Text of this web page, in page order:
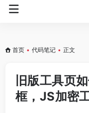
首页 • 代码笔记 • 正文
旧版工具页
框，JS加密